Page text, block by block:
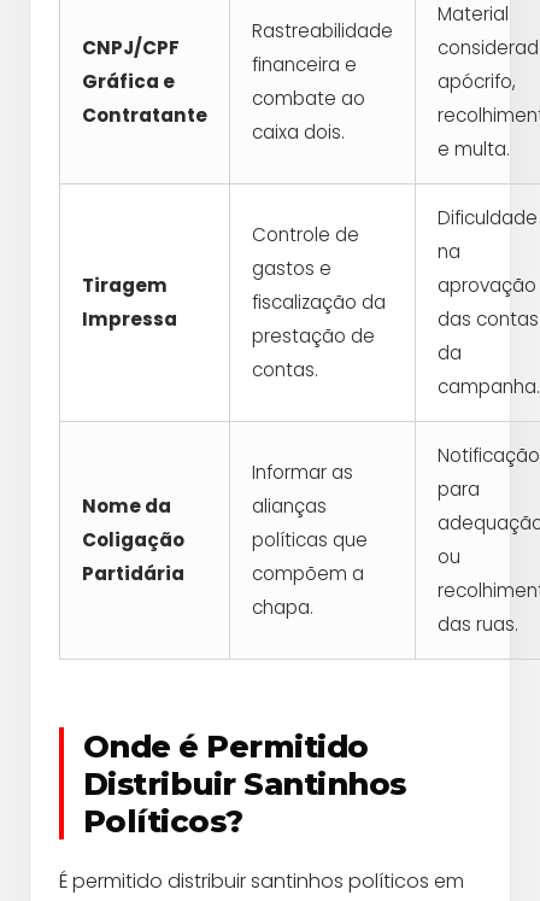
CNPJ/CPF
Gráfica e
Contratante
Rastreabilidade
financeira e
combate ao
caixa dois.
Material
apócrifo,
e multa.
Tiragem
Impressa
Controle de
gastos e
fiscalização da
prestação de
contas.
Dificuldade
na
aprovação
das contas
da
campanha.
Nome da
Coligação
Partidária
Informar as
alianças
políticas que
compõem a
chapa.
Notificação
para
ou
das ruas.
Onde é Permitido
Distribuir Santinhos
Políticos?
É permitido distribuir santinhos políticos em